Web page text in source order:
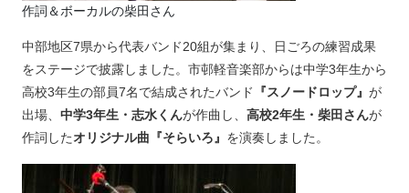
作詞＆ボーカルの柴田さん
中部地区7県から代表バンド20組が集まり、日ごろの練習成果
をステージで披露しました。市邨軽音楽部からは中学3年生から
高校3年生の部員7名で結成されたバンド
『スノードロップ』 が
出場、 中学3年生・志水くんが作曲し、 高校2年生・柴田さんが
作詞したオリジナル曲『そらいろ』 を演奏しました。